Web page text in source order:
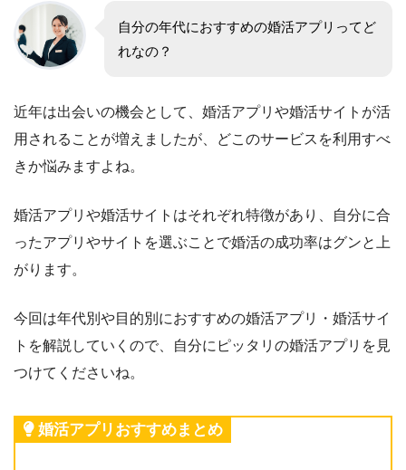
自分の年代におすすめの婚活アプリってど
れなの？
近年は出会いの機会として、婚活アプリや婚活サイトが活
用されることが増えましたが、どこのサービスを利用すべ
きか悩みますよね。
婚活アプリや婚活サイトはそれぞれ特徴があり、自分に合
ったアプリやサイトを選ぶことで婚活の成功率はグンと上
がります。
今回は年代別や目的別におすすめの婚活アプリ・婚活サイ
トを解説していくので、自分にピッタリの婚活アプリを見
つけてくださいね。
婚活アプリおすすめまとめ